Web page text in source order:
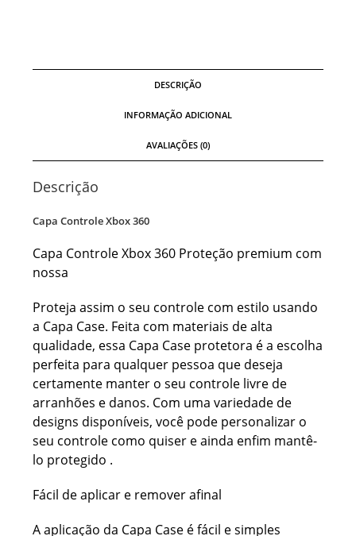
DESCRIÇÃO
INFORMAÇÃO ADICIONAL
AVALIAÇÕES (0)
Descrição
Capa Controle Xbox 360
Capa Controle Xbox 360 Proteção premium com
nossa
Proteja assim o seu controle com estilo usando
a Capa Case. Feita com materiais de alta
qualidade, essa Capa Case protetora é a escolha
perfeita para qualquer pessoa que deseja
certamente manter o seu controle livre de
arranhões e danos. Com uma variedade de
designs disponíveis, você pode personalizar o
seu controle como quiser e ainda enfim mantê-
lo protegido .
Fácil de aplicar e remover afinal
A aplicação da Capa Case é fácil e simples